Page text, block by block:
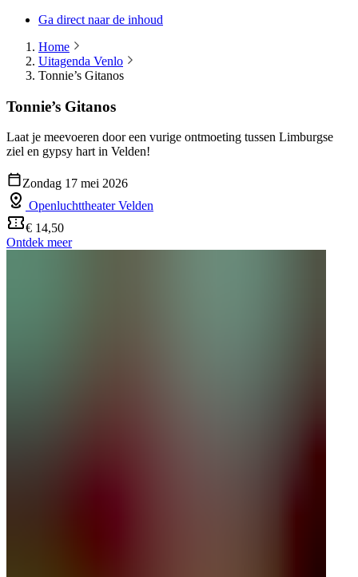
Ga direct naar de inhoud
Home
Uitagenda Venlo
Tonnie’s Gitanos
Tonnie’s Gitanos
Laat je meevoeren door een vurige ontmoeting tussen Limburgse
ziel en gypsy hart in Velden!
Zondag 17 mei 2026
Openluchttheater Velden
€ 14,50
Ontdek meer